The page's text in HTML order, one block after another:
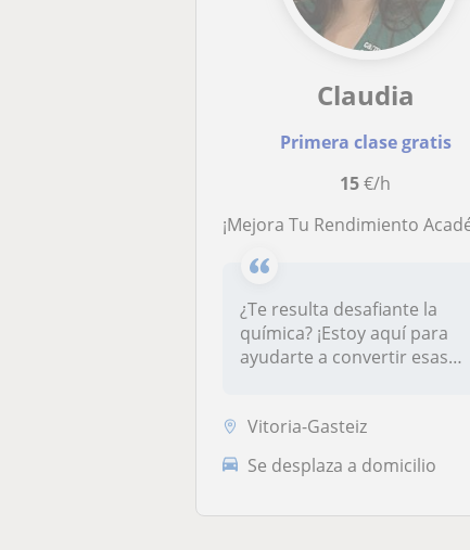
Claudia
Primera clase gratis
15€/h
¡Mejora Tu Rendimiento Académico con Clases Particulares
¿Te resulta desafiante la
química? ¡Estoy aquí para
ayudarte a convertir esas
Vitoria-Gasteiz
Se desplaza a domicilio